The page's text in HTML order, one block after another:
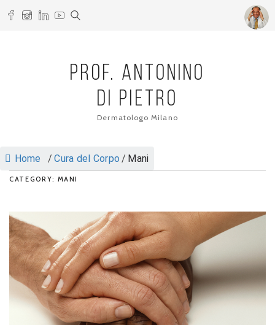
PROF. ANTONINO
DI PIETRO
Dermatologo Milano
Home / Cura del Corpo / Mani
CATEGORY: MANI